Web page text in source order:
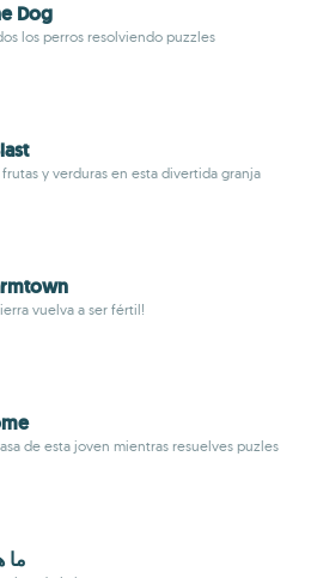
Dog
los perros resolviendo puzzles
y verduras en esta divertida granja
vuelva a ser fértil!
de esta joven mientras resuelves puzles
ما